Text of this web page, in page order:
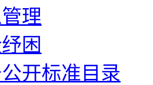
理
困
开标准目录